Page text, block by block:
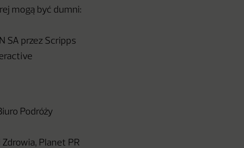
mogą być dumni:
SA przez Scripps
Podróży
Planet PR